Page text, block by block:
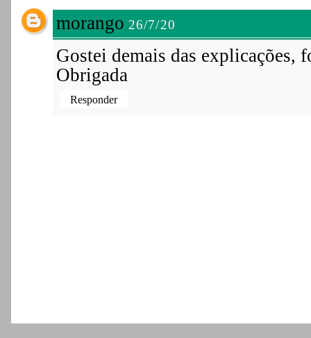
morango 26/7/20
Gostei demais das
Obrigada
Responder